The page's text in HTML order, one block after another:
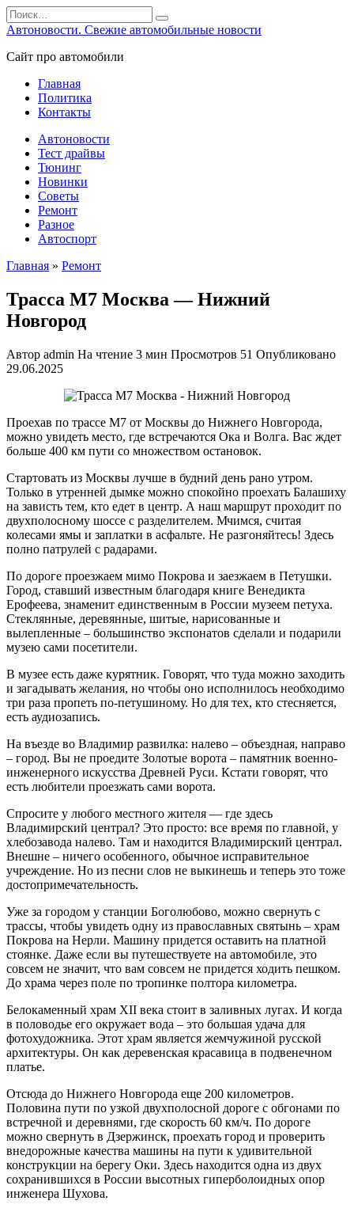
Перейти
к
Search
for:
Автоновости. Свежие автомобильные новости
Сайт про автомобили
Главная
Политика
Контакты
Автоновости
Тест драйвы
Тюнинг
Новинки
Советы
Ремонт
Разное
Автоспорт
Главная » Ремонт
Трасса М7 Москва — Нижний
Новгород
Автор admin На чтение 3 мин Просмотров 51 Опубликовано
29.06.2025
Проехав по трассе М7 от Москвы до Нижнего Новгорода,
можно увидеть место, где встречаются Ока и Волга. Вас ждет
больше 400 км пути со множеством остановок.
Стартовать из Москвы лучше в будний день рано утром.
Только в утренней дымке можно спокойно проехать Балашиху
на зависть тем, кто едет в центр. А наш маршрут проходит по
двухполосному шоссе с разделителем. Мчимся, считая
колесами ямы и заплатки в асфальте. Не разгоняйтесь! Здесь
полно патрулей с радарами.
По дороге проезжаем мимо Покрова и заезжаем в Петушки.
Город, ставший известным благодаря книге Венедикта
Ерофеева, знаменит единственным в России музеем петуха.
Стеклянные, деревянные, шитые, нарисованные и
вылепленные – большинство экспонатов сделали и подарили
музею сами посетители.
В музее есть даже курятник. Говорят, что туда можно заходить
и загадывать желания, но чтобы оно исполнилось необходимо
три раза пропеть по-петушиному. Но для тех, кто стесняется,
есть аудиозапись.
На въезде во Владимир развилка: налево – объездная, направо
– город. Вы не проедите Золотые ворота – памятник военно-
инженерного искусства Древней Руси. Кстати говорят, что
есть любители проезжать сами ворота.
Спросите у любого местного жителя — где здесь
Владимирский централ? Это просто: все время по главной, у
хлебозавода налево. Там и находится Владимирский централ.
Внешне – ничего особенного, обычное исправительное
учреждение. Но из песни слов не выкинешь и теперь это тоже
достопримечательность.
Уже за городом у станции Боголюбово, можно свернуть с
трассы, чтобы увидеть одну из православных святынь – храм
Покрова на Нерли. Машину придется оставить на платной
стоянке. Даже если вы путешествуете на автомобиле, это
совсем не значит, что вам совсем не придется ходить пешком.
До храма через поле по тропинке полтора километра.
Белокаменный храм XII века стоит в заливных лугах. И когда
в половодье его окружает вода – это большая удача для
фотохудожника. Этот храм является жемчужиной русской
архитектуры. Он как деревенская красавица в подвенечном
платье.
Отсюда до Нижнего Новгорода еще 200 километров.
Половина пути по узкой двухполосной дороге с обгонами по
встречной и деревнями, где скорость 60 км/ч. По дороге
можно свернуть в Дзержинск, проехать город и проверить
внедорожные качества машины на пути к удивительной
конструкции на берегу Оки. Здесь находится одна из двух
сохранившихся в России высотных гиперболоидных опор
инженера Шухова.